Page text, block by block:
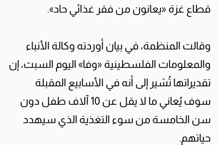
قطاع غزة «يعانون من فقر غذائي حاد».
وقالت المنظمة، في بيان أوردته وكالة الأنباء
والمعلومات الفلسطينية «وفا» اليوم السبت، إن
تقديراتها تُشير إلى أنه في الأسابيع المقبلة
سوف يُعاني ما لا يقل عن 10 آلاف طفل دون
سن الخامسة من سوء التغذية الذي سيهدد
حياتهم.